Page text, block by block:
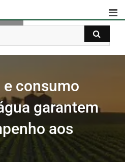
consumo
garantem
aos